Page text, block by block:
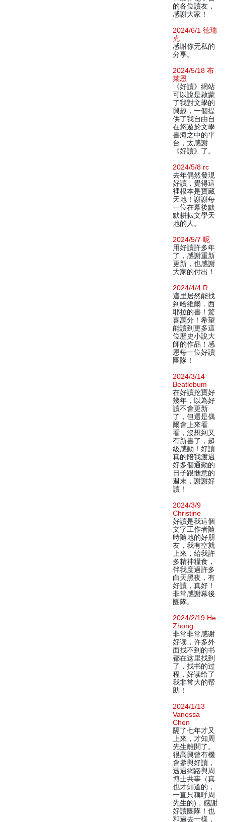
的各位讀友，
感謝大家！
2024/6/1 德瑞
克
感谢你无私的
分享。
2024/5/18 布
莱恩
《好讀》網站
可以說是啟蒙
了我對文學的
興趣，一個提
供了我自由自
在悠遊於文學
書海之中的平
台，太感謝
《好讀》了。
2024/5/8 rc
去年偶然發現
好讀，覺得這
裡根本是寶藏
天地！謝謝每
一位在幕後默
默耕耘文學天
地的人。
2024/5/7 呢
用好讀許多年
了，感謝重新
更新，也感謝
大家的付出！
2024/4/4 R
這里居然能找
到哈維爾．西
耶拉的書！驚
喜萬分！希望
能讀到更多這
位歷史小說大
師的作品！感
恩每一位好讀
團隊！
2024/3/14
Beatlebum
在好讀挖寶好
幾年，以為好
讀不會更新
了，但還是偶
爾會上來看
看，沒想到又
有新書了，超
級感動！好讀
真的陪我渡過
好多個通勤的
日子跟愜意的
週末，謝謝好
讀！
2024/3/9
Christine
好讀是我這個
文字工作者隨
時隨地的好朋
友，我有空就
上來，給我許
多精神糧食，
伴我度過許多
白天黑夜，有
好讀，真好！
非常感謝幕後
團隊。
2024/2/19 He
Zhong
非常非常感谢
好读，许多外
面找不到的书
都在这里找到
了，找书的过
程，好读给了
我非常大的帮
助！
2024/1/13
Vanessa
Chen
隔了七年才又
上來，才知周
先生離開了。
很高興曾有機
會參與好讀，
透過網路與周
博士共事（真
也才知道的，
一直只稱呼周
先生的)，感謝
好讀團隊！也
和過去一樣，